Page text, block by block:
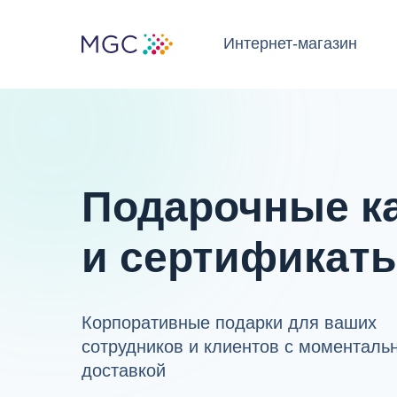
Интернет-магазин
Подарочные
и
Корпоративные подарки для ваших
сотрудников и клиентов с
доставкой